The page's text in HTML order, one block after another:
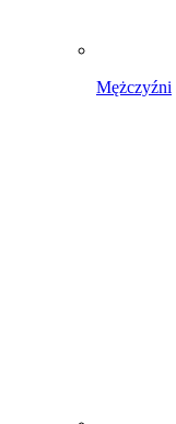
Mężczyźni